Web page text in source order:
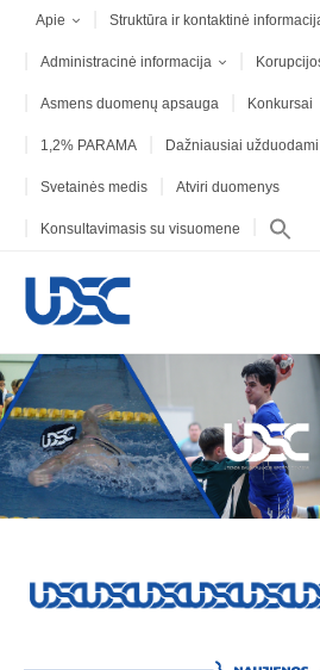
Apie Struktūra ir kontaktinė
Administracinė informacija
Asmens duomenų apsauga Konkursai
1,2% PARAMA Dažniausiai
Svetainės medis Atviri duomenys
Konsultavimasis su visuomene